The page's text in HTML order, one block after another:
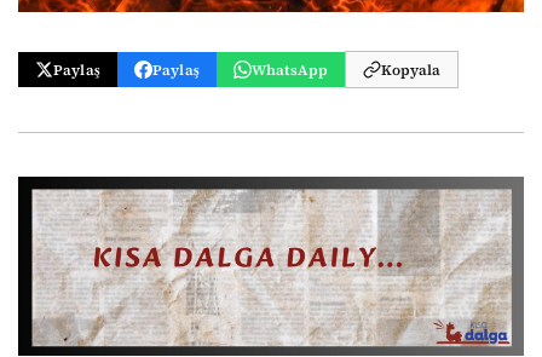
Paylaş Paylaş WhatsApp Kopyala